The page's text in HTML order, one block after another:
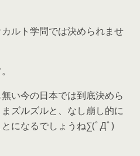
ルト学問では決められませ
い今の日本では到底決めら
ズルズルと、なし崩し的に
になるでしょうね∑(ﾟДﾟ)